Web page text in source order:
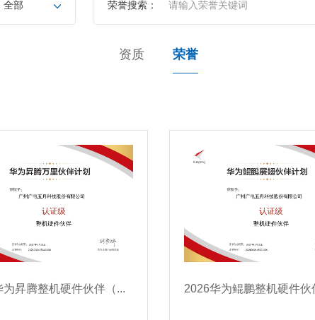
全部 荣誉搜索：
资质 荣誉
2026华为昇腾整机硬件伙伴（认证级）